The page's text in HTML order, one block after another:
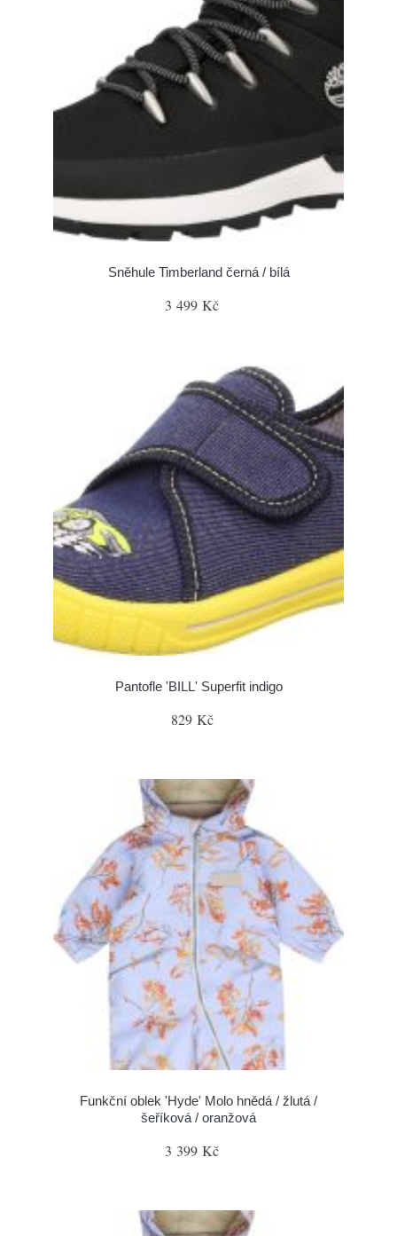
Sněhule Timberland černá / bílá
3 499 Kč
Pantofle 'BILL' Superfit indigo
829 Kč
Funkční oblek 'Hyde' Molo hnědá / žlutá /
šeříková / oranžová
3 399 Kč